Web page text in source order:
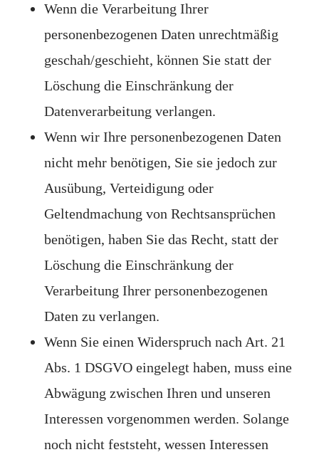
Wenn die Verarbeitung Ihrer
personenbezogenen Daten unrechtmäßig
geschah/geschieht, können Sie statt der
Löschung die Einschränkung der
Datenverarbeitung verlangen.
Wenn wir Ihre personenbezogenen Daten
nicht mehr benötigen, Sie sie jedoch zur
Ausübung, Verteidigung oder
Geltendmachung von Rechtsansprüchen
benötigen, haben Sie das Recht, statt der
Löschung die Einschränkung der
Verarbeitung Ihrer personenbezogenen
Daten zu verlangen.
Wenn Sie einen Widerspruch nach Art. 21
Abs. 1 DSGVO eingelegt haben, muss eine
Abwägung zwischen Ihren und unseren
Interessen vorgenommen werden. Solange
noch nicht feststeht, wessen Interessen